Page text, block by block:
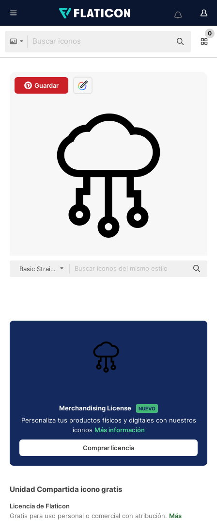
0
Guardar
Basic Straight Lineal
Merchandising License NUEVO
Personaliza tus productos físicos y digitales con nuestros
iconos Más información
Comprar licencia
Unidad Compartida icono gratis
Licencia de Flaticon
Gratis para uso personal o comercial con atribución. Más